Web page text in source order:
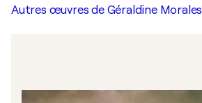
Autres œuvres de Géraldine Morales